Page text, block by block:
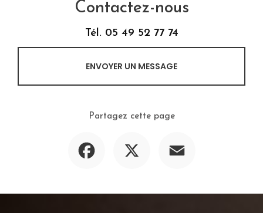
Contactez-nous
Tél. 05 49 52 77 74
ENVOYER UN MESSAGE
Partagez cette page